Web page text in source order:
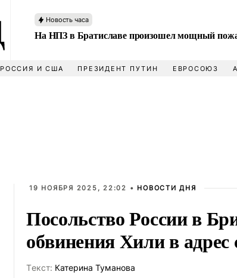
Новость часа
На НПЗ в Братиславе произошел мощный
РОССИЯ И США ПРЕЗИДЕНТ ПУТИН ЕВРОСОЮЗ
19 НОЯБРЯ 2025, 22:02 • НОВОСТИ ДНЯ
Посольство России в
обвинения Хили в адрес
Tекст: Катерина Туманова